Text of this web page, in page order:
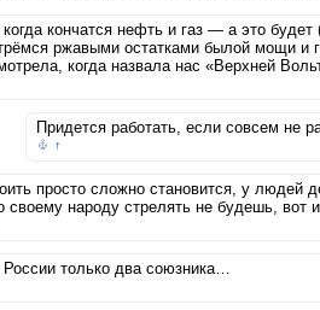
кончатся нефть и газ — а это
ржавыми остатками былой мощи и
когда назвала нас «Верхней
Придется работать, если совсем не
↑
просто сложно становится, у людей
своему народу стрелять не будешь, вот
России только два союзника…